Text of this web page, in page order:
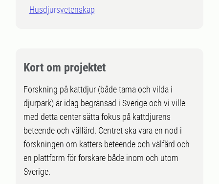
Husdjursvetenskap
Kort om projektet
Forskning på kattdjur (både tama och vilda i
djurpark) är idag begränsad i Sverige och vi ville
med detta center sätta fokus på kattdjurens
beteende och välfärd. Centret ska vara en nod i
forskningen om katters beteende och välfärd och
en plattform för forskare både inom och utom
Sverige.